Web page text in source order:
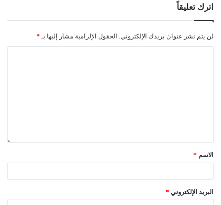
اترك تعليقاً
لن يتم نشر عنوان بريدك الإلكتروني. الحقول الإلزامية مشار إليها بـ *
الاسم *
البريد الإلكتروني *